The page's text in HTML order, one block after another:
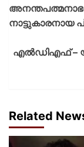
നാട്ടുകാരനായ
എല്‍ഡിഎഫ് –
Related